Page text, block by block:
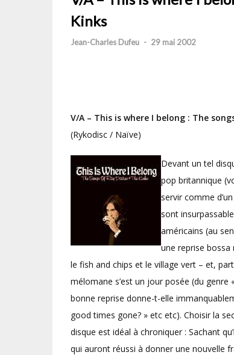
Kinks
Jean-Charles Dufeu - 29 mai 2002
V/A – This is where I belong : The
(Rykodisc / Naïve)
Devant un tel
pop britannique
servir comme
sont
américains (au
une reprise
le fish and chips et le village vert – et,
mélomane s’est un jour posée (du genre
bonne reprise donne-t-elle
good times gone? » etc etc). Choisir la
disque est idéal à chroniquer : Sachant
qui auront réussi à donner une nouvelle